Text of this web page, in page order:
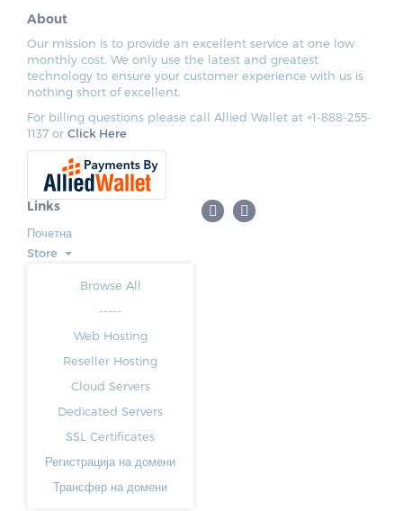
About
Our mission is to provide an excellent service at one low
monthly cost. We only use the latest and greatest
technology to ensure your customer experience with us is
nothing short of excellent.
For billing questions please call Allied Wallet at +1-888-255-
1137 or Click Here
Links
Почетна
Store
Browse All
-----
Web Hosting
Reseller Hosting
Cloud Servers
Dedicated Servers
SSL Certificates
Регистрација на домени
Трансфер на домени